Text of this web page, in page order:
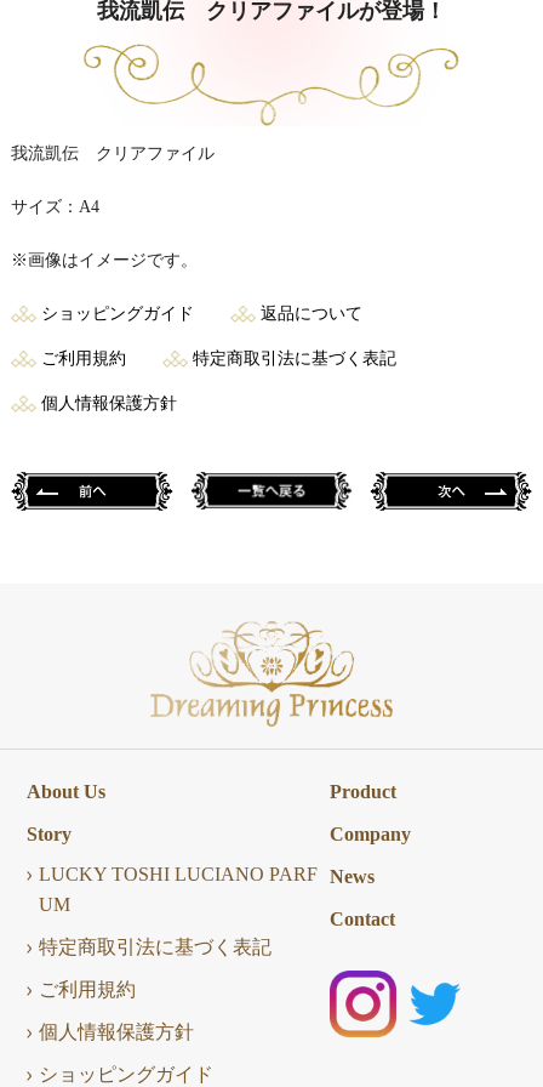
我流凱伝 クリアファイルが登場！
我流凱伝 クリアファイル
サイズ：A4
※画像はイメージです。
ショッピングガイド 返品について
ご利用規約 特定商取引法に基づく表記
個人情報保護方針
About Us
Story
LUCKY TOSHI LUCIANO PARF
UM
特定商取引法に基づく表記
ご利用規約
個人情報保護方針
ショッピングガイド
Product
Company
News
Contact